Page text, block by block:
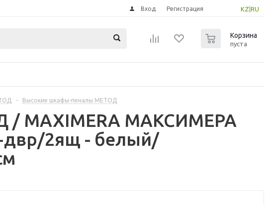
KZ RU
Вход Регистрация
Корзина
пуста
- Высокие шкафы-пеналы МЕТОД
/ MAXIMERA МАКСИМЕРА
2ящ - белый/